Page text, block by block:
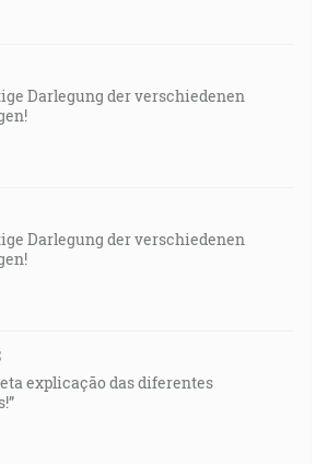
Darlegung der verschiedenen
Darlegung der verschiedenen
explicação das diferentes